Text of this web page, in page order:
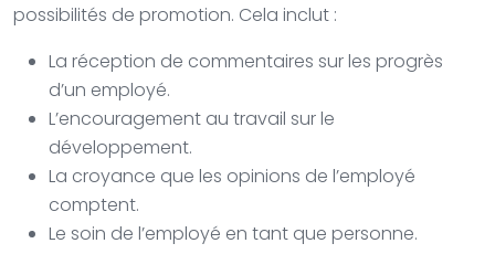
possibilités de promotion. Cela inclut :
La réception de commentaires sur les progrès
d’un employé.
L’encouragement au travail sur le
développement.
La croyance que les opinions de l’employé
comptent.
Le soin de l’employé en tant que personne.